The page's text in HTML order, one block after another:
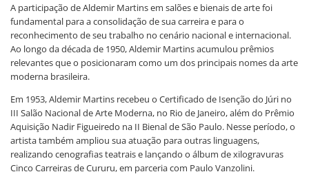
A participação de Aldemir Martins em salões e bienais de arte foi
fundamental para a consolidação de sua carreira e para o
reconhecimento de seu trabalho no cenário nacional e internacional.
Ao longo da década de 1950, Aldemir Martins acumulou prêmios
relevantes que o posicionaram como um dos principais nomes da arte
moderna brasileira.
Em 1953, Aldemir Martins recebeu o Certificado de Isenção do Júri no
III Salão Nacional de Arte Moderna, no Rio de Janeiro, além do Prêmio
Aquisição Nadir Figueiredo na II Bienal de São Paulo. Nesse período, o
artista também ampliou sua atuação para outras linguagens,
realizando cenografias teatrais e lançando o álbum de xilogravuras
Cinco Carreiras de Cururu, em parceria com Paulo Vanzolini.